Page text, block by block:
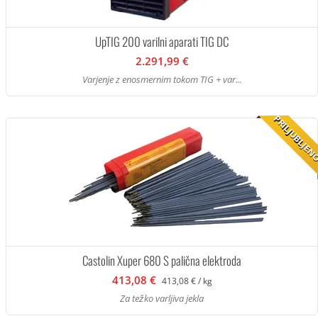
UpTIG 200 varilni aparati TIG DC
2.291,99 €
Varjenje z enosmernim tokom TIG + var...
Castolin Xuper 680 S palična elektroda
413,08 € 413,08 € / kg
Za težko varljiva jekla